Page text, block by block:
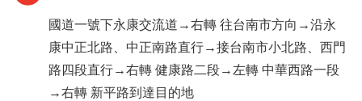
國道一號下永康交流道→右轉 往台南市方向→沿永
康中正北路、中正南路直行→接台南市小北路、西門
路四段直行→右轉 健康路二段→左轉 中華西路一段
→右轉 新平路到達目的地